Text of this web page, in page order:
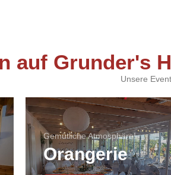
auf Grunder's
Unsere
Gemütliche Atmosphäre!
Orangerie